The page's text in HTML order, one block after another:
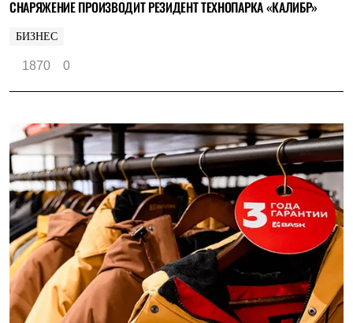
СНАРЯЖЕНИЕ ПРОИЗВОДИТ РЕЗИДЕНТ ТЕХНОПАРКА «КАЛИБР»
БИЗНЕС
1870 0